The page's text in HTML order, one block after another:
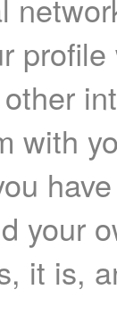
with
your
it is,